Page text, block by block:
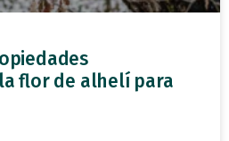
flor de alhelí para